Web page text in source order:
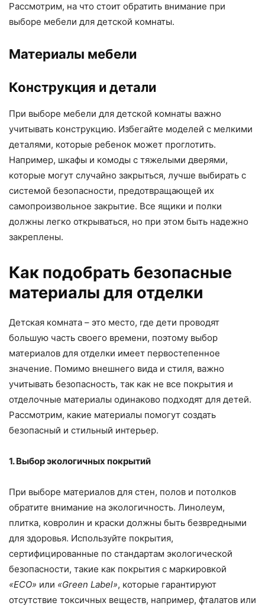
Рассмотрим, на что стоит обратить внимание при
выборе мебели для детской комнаты.
Материалы мебели
Конструкция и детали
При выборе мебели для детской комнаты важно
учитывать конструкцию. Избегайте моделей с мелкими
деталями, которые ребенок может проглотить.
Например, шкафы и комоды с тяжелыми дверями,
которые могут случайно закрыться, лучше выбирать с
системой безопасности, предотвращающей их
самопроизвольное закрытие. Все ящики и полки
должны легко открываться, но при этом быть надежно
закреплены.
Как подобрать безопасные
материалы для отделки
Детская комната – это место, где дети проводят
большую часть своего времени, поэтому выбор
материалов для отделки имеет первостепенное
значение. Помимо внешнего вида и стиля, важно
учитывать безопасность, так как не все покрытия и
отделочные материалы одинаково подходят для детей.
Рассмотрим, какие материалы помогут создать
безопасный и стильный интерьер.
1. Выбор экологичных покрытий
При выборе материалов для стен, полов и потолков
обратите внимание на экологичность. Линолеум,
плитка, ковролин и краски должны быть безвредными
для здоровья. Используйте покрытия,
сертифицированные по стандартам экологической
безопасности, такие как покрытия с маркировкой
«ECO» или «Green Label», которые гарантируют
отсутствие токсичных веществ, например, фталатов или